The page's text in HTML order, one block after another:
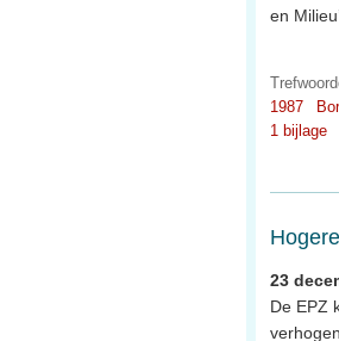
en
1987
1 bijlage
23
De EPZ